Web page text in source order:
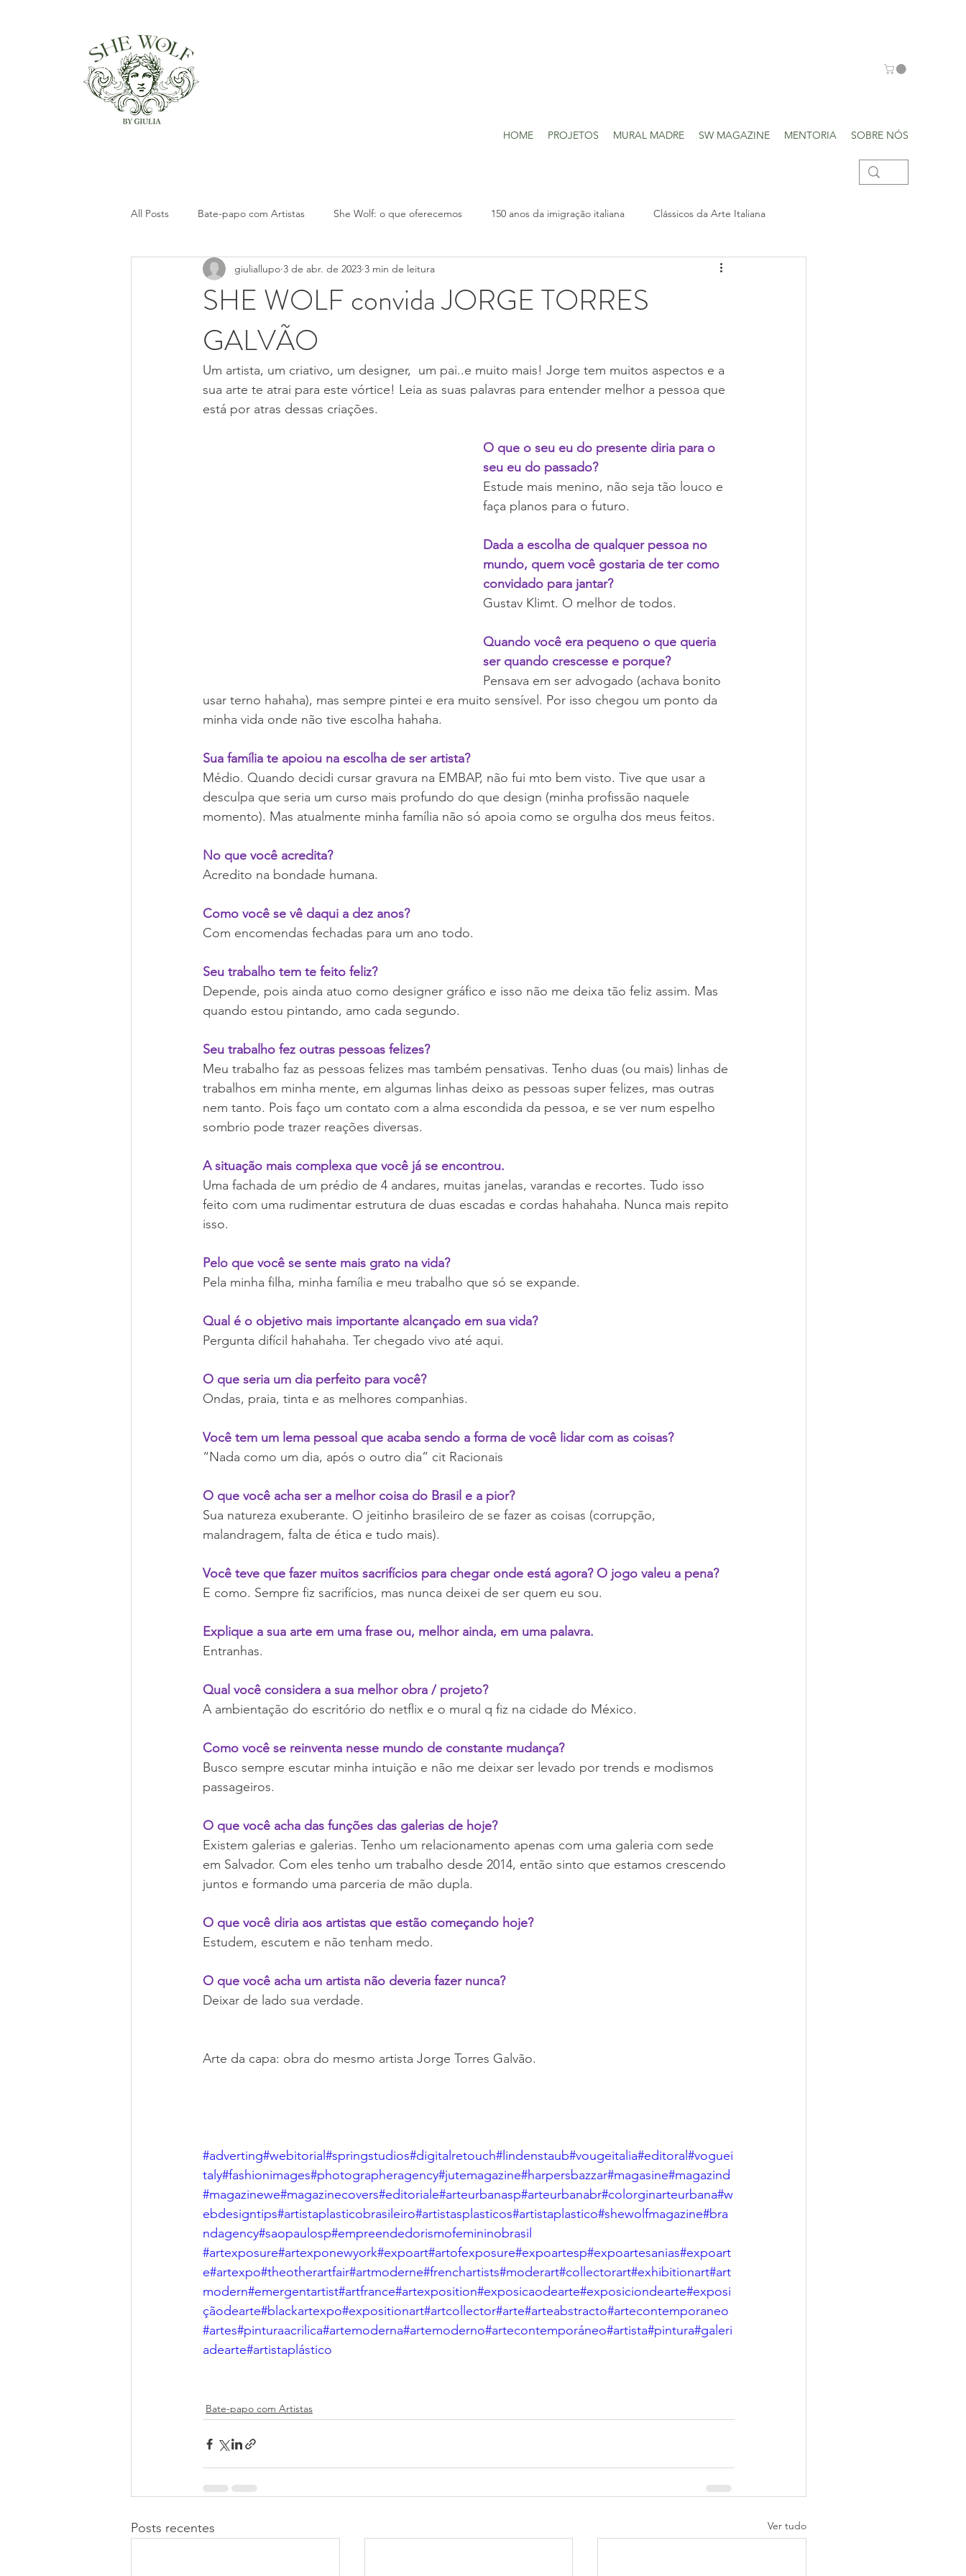
HOME PROJETOS MURAL MADRE SW MAGAZINE MENTORIA SOBRE NÓS
All Posts Bate-papo com Artistas She Wolf: o que oferecemos 150 anos da imigração italiana Clássicos da Arte Italiana
Projetos realizados
SHE WOLF convida JORGE TORRES
GALVÃO
giuliallupo 3 de abr. de 2023 3 min de leitura
Um artista, um criativo, um designer,  um pai..e muito mais! Jorge tem muitos aspectos e a
sua arte te atrai para este vórtice! Leia as suas palavras para entender melhor a pessoa que
está por atras dessas criações.
O que o seu eu do presente diria para o
seu eu do passado?
Estude mais menino, não seja tão louco e
faça planos para o futuro.
Dada a escolha de qualquer pessoa no
mundo, quem você gostaria de ter como
convidado para jantar?
Gustav Klimt. O melhor de todos.
Quando você era pequeno o que queria
ser quando crescesse e porque?
Pensava em ser advogado (achava bonito
usar terno hahaha), mas sempre pintei e era muito sensível. Por isso chegou um ponto da
minha vida onde não tive escolha hahaha.
Sua família te apoiou na escolha de ser artista?
Médio. Quando decidi cursar gravura na EMBAP, não fui mto bem visto. Tive que usar a
desculpa que seria um curso mais profundo do que design (minha profissão naquele
momento). Mas atualmente minha família não só apoia como se orgulha dos meus feitos.
No que você acredita?
Acredito na bondade humana.
Como você se vê daqui a dez anos?
Com encomendas fechadas para um ano todo.
Seu trabalho tem te feito feliz?
Depende, pois ainda atuo como designer gráfico e isso não me deixa tão feliz assim. Mas
quando estou pintando, amo cada segundo.
Seu trabalho fez outras pessoas felizes?
Meu trabalho faz as pessoas felizes mas também pensativas. Tenho duas (ou mais) linhas de
trabalhos em minha mente, em algumas linhas deixo as pessoas super felizes, mas outras
nem tanto. Pois faço um contato com a alma escondida da pessoa, e se ver num espelho
sombrio pode trazer reações diversas.
A situação mais complexa que você já se encontrou.
Uma fachada de um prédio de 4 andares, muitas janelas, varandas e recortes. Tudo isso
feito com uma rudimentar estrutura de duas escadas e cordas hahahaha. Nunca mais repito
isso.
Pelo que você se sente mais grato na vida?
Pela minha filha, minha família e meu trabalho que só se expande.
Qual é o objetivo mais importante alcançado em sua vida?
Pergunta difícil hahahaha. Ter chegado vivo até aqui.
O que seria um dia perfeito para você?
Ondas, praia, tinta e as melhores companhias.
Você tem um lema pessoal que acaba sendo a forma de você lidar com as coisas?
“Nada como um dia, após o outro dia” cit Racionais
O que você acha ser a melhor coisa do Brasil e a pior?
Sua natureza exuberante. O jeitinho brasileiro de se fazer as coisas (corrupção,
malandragem, falta de ética e tudo mais).
Você teve que fazer muitos sacrifícios para chegar onde está agora? O jogo valeu a pena?
E como. Sempre fiz sacrifícios, mas nunca deixei de ser quem eu sou.
Explique a sua arte em uma frase ou, melhor ainda, em uma palavra.
Entranhas.
Qual você considera a sua melhor obra / projeto?
A ambientação do escritório do netflix e o mural q fiz na cidade do México.
Como você se reinventa nesse mundo de constante mudança?
Busco sempre escutar minha intuição e não me deixar ser levado por trends e modismos
passageiros.
O que você acha das funções das galerias de hoje?
Existem galerias e galerias. Tenho um relacionamento apenas com uma galeria com sede
em Salvador. Com eles tenho um trabalho desde 2014, então sinto que estamos crescendo
juntos e formando uma parceria de mão dupla.
O que você diria aos artistas que estão começando hoje?
Estudem, escutem e não tenham medo.
O que você acha um artista não deveria fazer nunca?
Deixar de lado sua verdade.
Arte da capa: obra do mesmo artista Jorge Torres Galvão.
#adverting#webitorial #springstudios#digitalretouch#lindenstaub#vougeitalia#editoral #voguei
taly#fashionimages#photographeragency#jutemagazine#harpersbazzar#magasine#magazind
#magazinewe#magazinecovers#editoriale#arteurbanasp#arteurbanabr#colorginarteurbana#w
ebdesigntips#artistaplasticobrasileiro#artistasplasticos#artistaplastico#shewolfmagazine#bra
ndagency#saopaulosp#empreendedorismofemininobrasil
#artexposure#artexponewyork#expoart#artofexposure#expoartesp#expoartesanias#expoart
e#artexpo#theotherartfair#artmoderne#frenchartists#moderart#collectorart#exhibitionart#art
modern#emergentartist#artfrance#artexposition#exposicaodearte#exposiciondearte#exposi
çãodearte#blackartexpo#expositionart#artcollector#arte#arteabstracto#artecontemporaneo
#artes#pinturaacrilica#artemoderna#artemoderno#artecontemporáneo#artista#pintura#galeri
adearte#artistaplástico
Bate-papo com Artistas
Posts recentes Ver tudo